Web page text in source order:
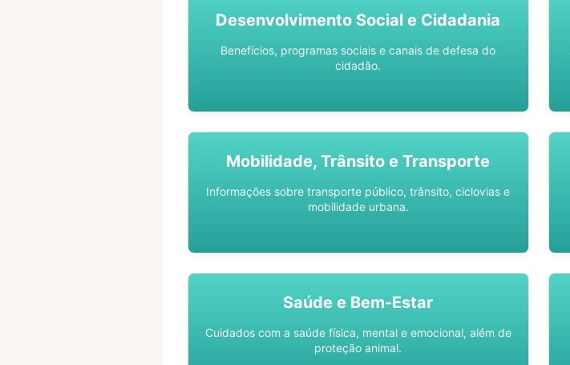
Desenvolvimento Social e Cidadania
Benefícios, programas sociais e canais de defesa do
cidadão.
Mobilidade, Trânsito e Transporte
Informações sobre transporte público, trânsito, ciclovias e
mobilidade urbana.
Saúde e Bem-Estar
Cuidados com a saúde física, mental e emocional, além de
proteção animal.